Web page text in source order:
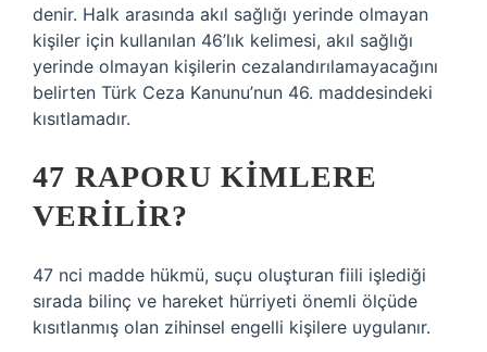
denir. Halk arasında akıl sağlığı yerinde olmayan
kişiler için kullanılan 46’lık kelimesi, akıl sağlığı
yerinde olmayan kişilerin cezalandırılamayacağını
belirten Türk Ceza Kanunu’nun 46. maddesindeki
kısıtlamadır.
47 RAPORU KIMLERE
VERILIR?
47 nci madde hükmü, suçu oluşturan fiili işlediği
sırada bilinç ve hareket hürriyeti önemli ölçüde
kısıtlanmış olan zihinsel engelli kişilere uygulanır.